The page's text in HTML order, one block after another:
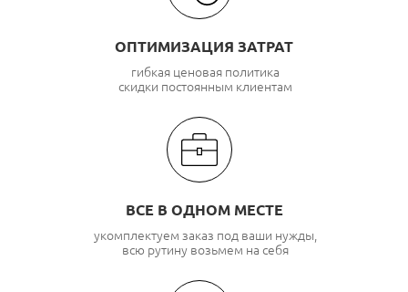
ОПТИМИЗАЦИЯ ЗАТРАТ
гибкая ценовая политика
скидки постоянным клиентам
ВСЕ В ОДНОМ МЕСТЕ
укомплектуем заказ под ваши нужды,
всю рутину возьмем на себя